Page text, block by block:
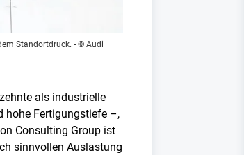
Standortdruck. - © Audi
als industrielle
hohe Fertigungstiefe –,
Consulting Group ist
sinnvollen Auslastung